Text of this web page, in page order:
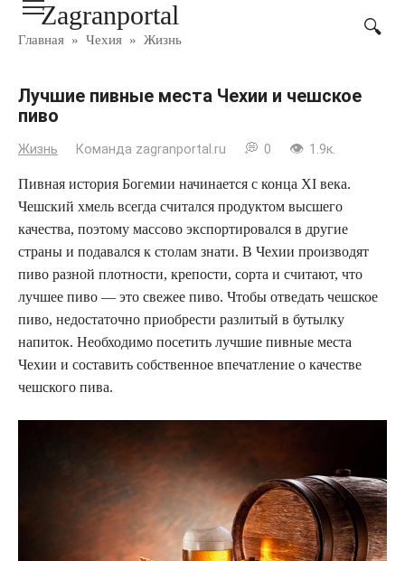
ПерейтиZagranportal
Главная » Чехия » Жизнь
Лучшие пивные места Чехии и чешское
пиво
Жизнь Команда zagranportal.ru 0 1.9к.
Пивная история Богемии начинается с конца XI века.
Чешский хмель всегда считался продуктом высшего
качества, поэтому массово экспортировался в другие
страны и подавался к столам знати. В Чехии производят
пиво разной плотности, крепости, сорта и считают, что
лучшее пиво — это свежее пиво. Чтобы отведать чешское
пиво, недостаточно приобрести разлитый в бутылку
напиток. Необходимо посетить лучшие пивные места
Чехии и составить собственное впечатление о качестве
чешского пива.